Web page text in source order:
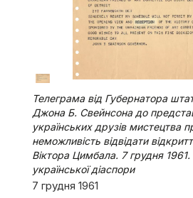
Телеграма від Губернатора
Джона Б. Свейнсона до
українських друзів мистецтва
неможливість відвідати
Віктора Цимбала. 7 грудня
української діаспори
7 грудня 1961